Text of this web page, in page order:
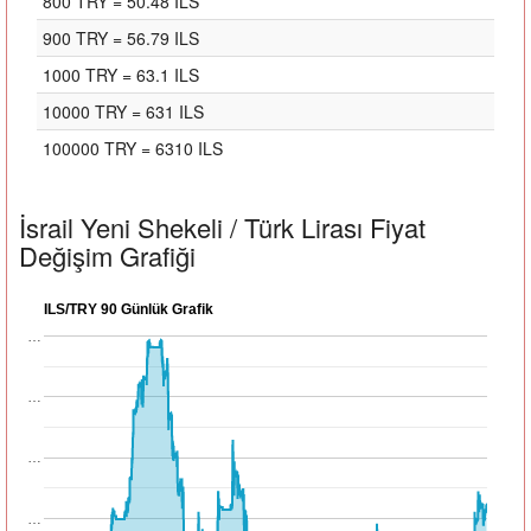
900 TRY = 56.79 ILS
1000 TRY = 63.1 ILS
10000 TRY = 631 ILS
100000 TRY = 6310 ILS
İsrail Yeni Shekeli / Türk Lirası Fiyat
Değişim Grafiği
ILS/TRY 90 Günlük Grafik
…